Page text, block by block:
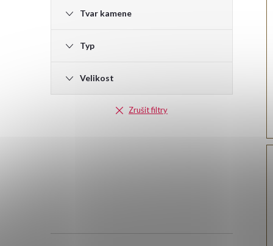
Tvar kamene
Typ
Velikost
Zrušit filtry